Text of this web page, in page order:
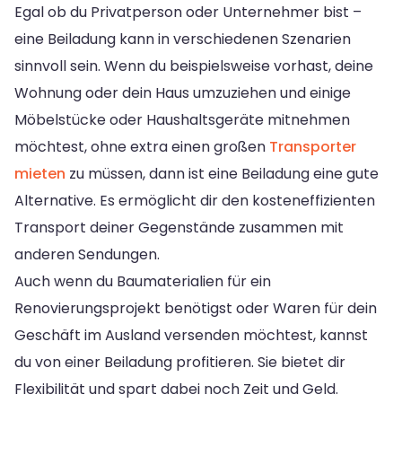
Egal ob du Privatperson oder Unternehmer bist –
eine Beiladung kann in verschiedenen Szenarien
sinnvoll sein. Wenn du beispielsweise vorhast, deine
Wohnung oder dein Haus umzuziehen und einige
Möbelstücke oder Haushaltsgeräte mitnehmen
möchtest, ohne extra einen großen Transporter
mieten zu müssen, dann ist eine Beiladung eine gute
Alternative. Es ermöglicht dir den kosteneffizienten
Transport deiner Gegenstände zusammen mit
anderen Sendungen.
Auch wenn du Baumaterialien für ein
Renovierungsprojekt benötigst oder Waren für dein
Geschäft im Ausland versenden möchtest, kannst
du von einer Beiladung profitieren. Sie bietet dir
Flexibilität und spart dabei noch Zeit und Geld.